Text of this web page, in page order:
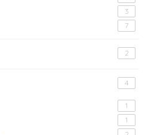
3
7
2
4
1
1